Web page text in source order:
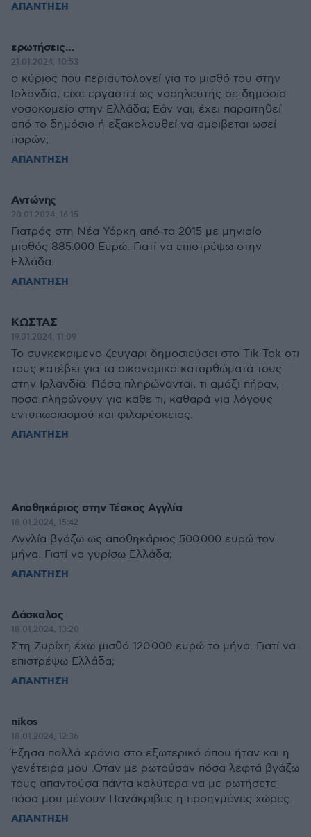
ΑΠΑΝΤΗΣΗ
ερωτήσεις...
21.01.2024, 10:53
ο κύριος που περιαυτολογεί για το μισθό του στην
Ιρλανδία, είχε εργαστεί ως νοσηλευτής σε δημόσιο
νοσοκομείο στην Ελλάδα; Εάν ναι, έχει παραιτηθεί
από το δημόσιο ή εξακολουθεί να αμοιβεται ωσεί
παρών;
ΑΠΑΝΤΗΣΗ
Αντώνης
20.01.2024, 16:15
Γιατρός στη Νέα Υόρκη από το 2015 με μηνιαίο
μισθός 885.000 Ευρώ. Γιατί να επιστρέψω στην
Ελλάδα.
ΑΠΑΝΤΗΣΗ
ΚΩΣΤΑΣ
19.01.2024, 11:09
Το συγκεκριμενο ζευγαρι δημοσιεύσει στο Tik Tok οτι
τους κατέβει για τα οικονομικά κατορθώματά τους
στην Ιρλανδία. Πόσα πληρώνονται, τι αμάξι πήραν,
ποσα πληρώνουν για καθε τι, καθαρά για λόγους
εντυπωσιασμού και φιλαρέσκειας.
ΑΠΑΝΤΗΣΗ
Αποθηκάριος στην Τέσκος Αγγλία
18.01.2024, 15:42
Αγγλία βγάζω ως αποθηκάριος 500.000 ευρώ τον
μήνα. Γιατί να γυρίσω Ελλάδα;
ΑΠΑΝΤΗΣΗ
Δάσκαλος
18.01.2024, 13:20
Στη Ζυρίχη έχω μισθό 120.000 ευρώ το μήνα. Γιατί να
επιστρέψω Ελλάδα;
ΑΠΑΝΤΗΣΗ
nikos
18.01.2024, 12:36
Έζησα πολλά χρόνια στο εξωτερικό όπου ήταν και η
γενέτειρα μου .Οταν με ρωτούσαν πόσα λεφτά βγάζω
τους απαντούσα πάντα καλύτερα να με ρωτήσετε
πόσα μου μένουν Πανάκριβες η προηγμένες χώρες.
ΑΠΑΝΤΗΣΗ